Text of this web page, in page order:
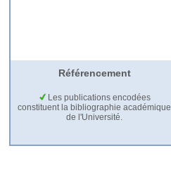
Référencement
Les publications encodées
constituent la bibliographie académique
de l'Université.